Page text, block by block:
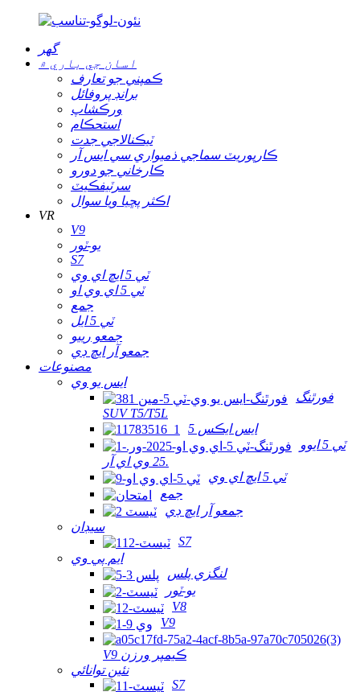
گھر
اسان جي باري ۾
ڪمپني جو تعارف
برانڊ پروفائل
ورڪشاپ
استحڪام
ٽيڪنالاجي جدت
ڪارپوريٽ سماجي ذميواري سي ايس آر
ڪارخاني جو دورو
سرٽيفڪيٽ
اڪثر پڇيا ويا سوال
VR
V9
يو-ٽور
S7
ٽي 5 ايڇ اي وي
ٽي 5 اي وي او
جمع
ٽي 5 ايل
جمعو رييو
جمعو آر ايڇ ڊي
مصنوعات
ايس يو وي
فورٿنگ
SUV T5/T5L
ايس ايڪس 5
ٽي 5 ايوو
25 وي اي آر.
ٽي 5 ايڇ اي وي
جمع
جمعو آر ايڇ ڊي
سيڊان
S7
ايم پي وي
لنگزي پلس
يو-ٽور
V8
V9
V9 ڪيمپر ورزن
نئين توانائي
S7